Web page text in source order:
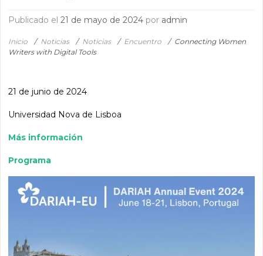
Publicado el21 de mayo de 2024 por admin
Inicio / Noticias / Noticias / Encuentro / Connecting Women
Writers with Digital Tools
21 de junio de 2024
Universidad Nova de Lisboa
Más información
Programa